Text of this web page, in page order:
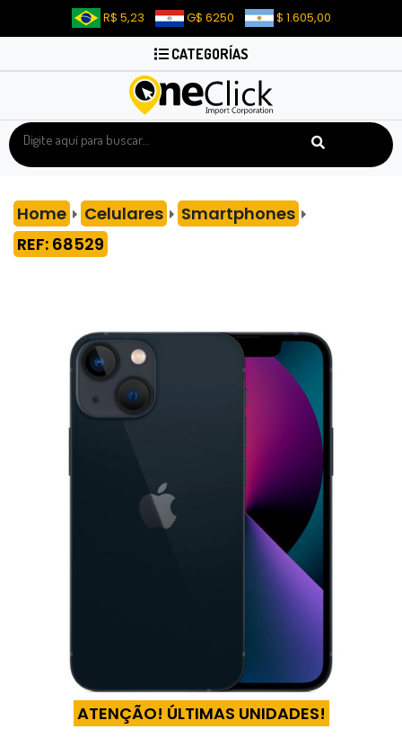
R$ 5,23 G$ 6250 $ 1.605,00
CATEGORÍAS
Home Celulares
Smartphones
REF: 68529
ATENÇÃO! ÚLTIMAS UNIDADES!